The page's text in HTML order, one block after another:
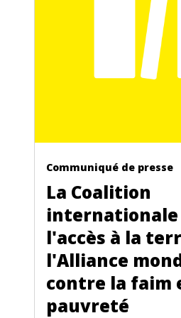
Communiqué de presse
La Coalition
l'accès à la
l'Alliance
contre la faim
pauvreté